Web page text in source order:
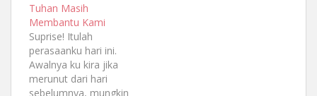
disponsori oleh Telkom
Speedy, sampai
bergerak ke jalan
membantu pengungsi
Rohingya. Teringat,
dulu ada salah seorang
peserta Aceh Blogger
Tuhan Masih
Membantu Kami
Suprise! Itulah
perasaanku hari ini.
Awalnya ku kira jika
merunut dari hari
sebelumnya, mungkin